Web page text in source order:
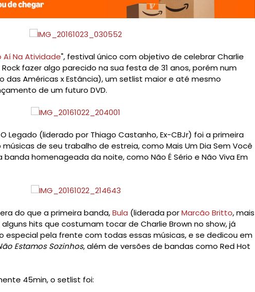
Aí Na Atividade", festival único com objetivo de celebrar Charlie
Rock fazer algo parecido na sua festa de 31 anos, porém num
das Américas x Estância), um setlist maior e até mesmo
de um futuro DVD.
Legado (liderado por Thiago Castanho, Ex-CBJr) foi a primeira
de seu trabalho de estreia, como Mais Um Dia Sem Você
homenageada da noite, como Não É Sério e Não Viva Em
do que a primeira banda,Bula (liderada porMarcão Britto, mais
hits que costumam tocar de Charlie Brown no show, já
especial pela frente com todas essas músicas, e se dedicou em
Estamos Sozinhos, além de versões de bandas como Red Hot
45min, o setlist foi: